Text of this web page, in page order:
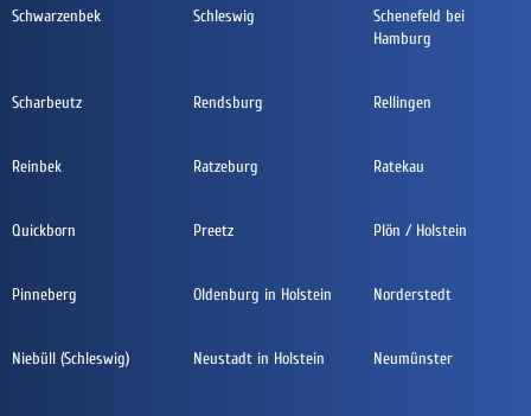
Schwarzenbek Schleswig
Schenefeld bei
Hamburg
Scharbeutz Rendsburg Rellingen
Reinbek Ratzeburg Ratekau
Quickborn Preetz Plön / Holstein
Pinneberg Oldenburg in Holstein Norderstedt
Niebüll (Schleswig) Neustadt in Holstein Neumünster